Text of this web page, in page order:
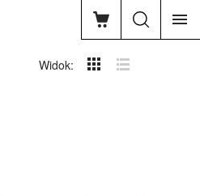
Widok: